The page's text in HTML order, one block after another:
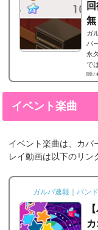
ガ
パ
永
で
呼
イベント楽曲
イベント楽曲は、カバ
レイ動画は以下のリン
ガルパ速報｜バン